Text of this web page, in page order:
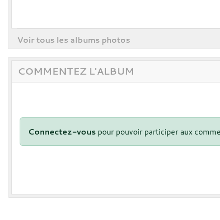
Voir tous les albums photos
COMMENTEZ L'ALBUM
Connectez-vous pour pouvoir participer aux